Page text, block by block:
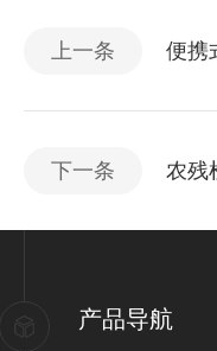
上一条 便携
下一条 农残
产品导航